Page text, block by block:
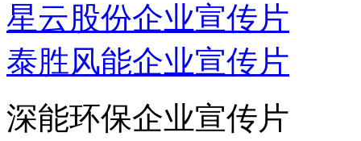
星云股份企业宣传片
泰胜风能企业宣传片
深能环保企业宣传片